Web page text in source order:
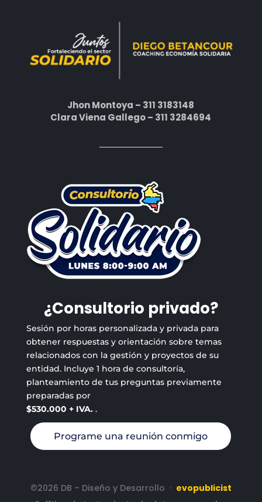
Jhon Montoya – 311 3183148
Clara Viena Gallego – 311 3284694
¿Consultorio privado?
Sesión por horas personalizada y privada para
obtener respuestas y orientación sobre temas
relacionados con la gestión y proyectos de su
entidad. Incluye 1 hora de consultoría,
planteamiento de tus preguntas previamente
preparadas por
$530.000 + IVA. .
Programe una reunión conmigo
©2026 DB – Diseño y Desarrollo · evopublicist